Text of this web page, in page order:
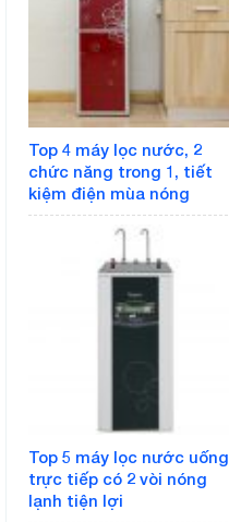
Top 4 máy lọc nước, 2
chức năng trong 1, tiết
kiệm điện mùa nóng
Top 5 máy lọc nước uống
trực tiếp có 2 vòi nóng
lạnh tiện lợi